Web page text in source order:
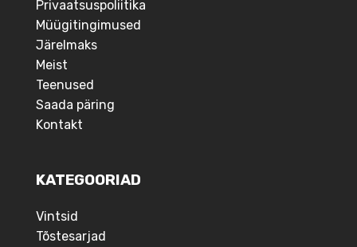
Privaatsuspoliitika
Müügitingimused
Järelmaks
Meist
Teenused
Saada päring
Kontakt
KATEGOORIAD
Vintsid
Tõstesarjad